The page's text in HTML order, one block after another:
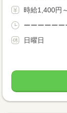
時給1,400円
ーーーーーー
日曜日